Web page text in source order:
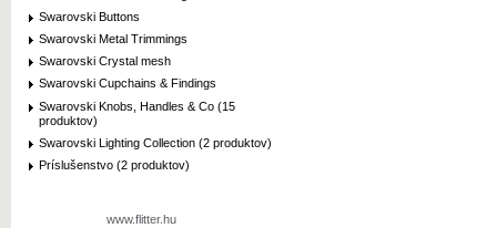
Swarovski Buttons
Swarovski Metal Trimmings
Swarovski Crystal mesh
Swarovski Cupchains & Findings
Swarovski Knobs, Handles & Co (15
produktov)
Swarovski Lighting Collection (2 produktov)
Príslušenstvo (2 produktov)
www.flitter.hu